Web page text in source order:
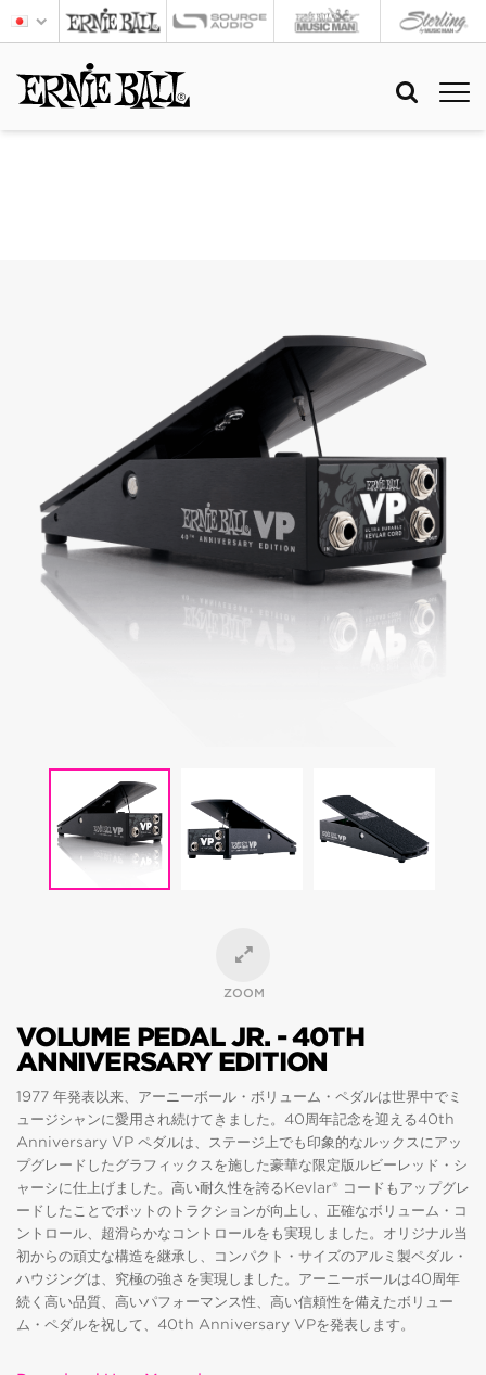
ZOOM
VOLUME PEDAL JR. - 40TH
ANNIVERSARY EDITION
1977 年発表以来、アーニーボール・ボリューム・ペダルは世界中でミ
ュージシャンに愛用され続けてきました。40周年記念を迎える40th
Anniversary VP ペダルは、ステージ上でも印象的なルックスにアッ
プグレードしたグラフィックスを施した豪華な限定版ルビーレッド・シ
ャーシに仕上げました。高い耐久性を誇るKevlar® コードもアップグレ
ードしたことでポットのトラクションが向上し、正確なボリューム・コ
ントロール、超滑らかなコントロールをも実現しました。オリジナル当
初からの頑丈な構造を継承し、コンパクト・サイズのアルミ製ペダル・
ハウジングは、究極の強さを実現しました。アーニーボールは40周年
続く高い品質、高いパフォーマンス性、高い信頼性を備えたボリュー
ム・ペダルを祝して、40th Anniversary VPを発表します。